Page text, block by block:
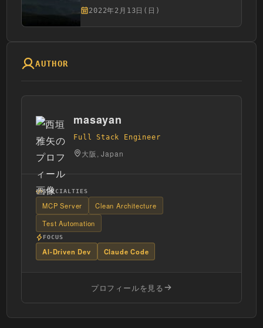
2022年2月13日(日)
AUTHOR
masayan
Full Stack Engineer
大阪, Japan
SPECIALTIES
MCP Server
Clean Architecture
Test Automation
FOCUS
AI-Driven Dev Claude Code
プロフィールを見る